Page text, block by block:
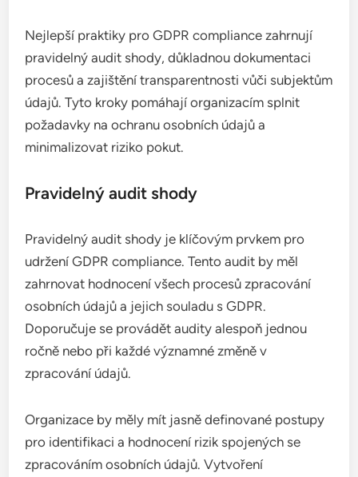
Nejlepší praktiky pro GDPR compliance zahrnují
pravidelný audit shody, důkladnou dokumentaci
procesů a zajištění transparentnosti vůči subjektům
údajů. Tyto kroky pomáhají organizacím splnit
požadavky na ochranu osobních údajů a
minimalizovat riziko pokut.
Pravidelný audit shody
Pravidelný audit shody je klíčovým prvkem pro
udržení GDPR compliance. Tento audit by měl
zahrnovat hodnocení všech procesů zpracování
osobních údajů a jejich souladu s GDPR.
Doporučuje se provádět audity alespoň jednou
ročně nebo při každé významné změně v
zpracování údajů.
Organizace by měly mít jasně definované postupy
pro identifikaci a hodnocení rizik spojených se
zpracováním osobních údajů. Vytvoření